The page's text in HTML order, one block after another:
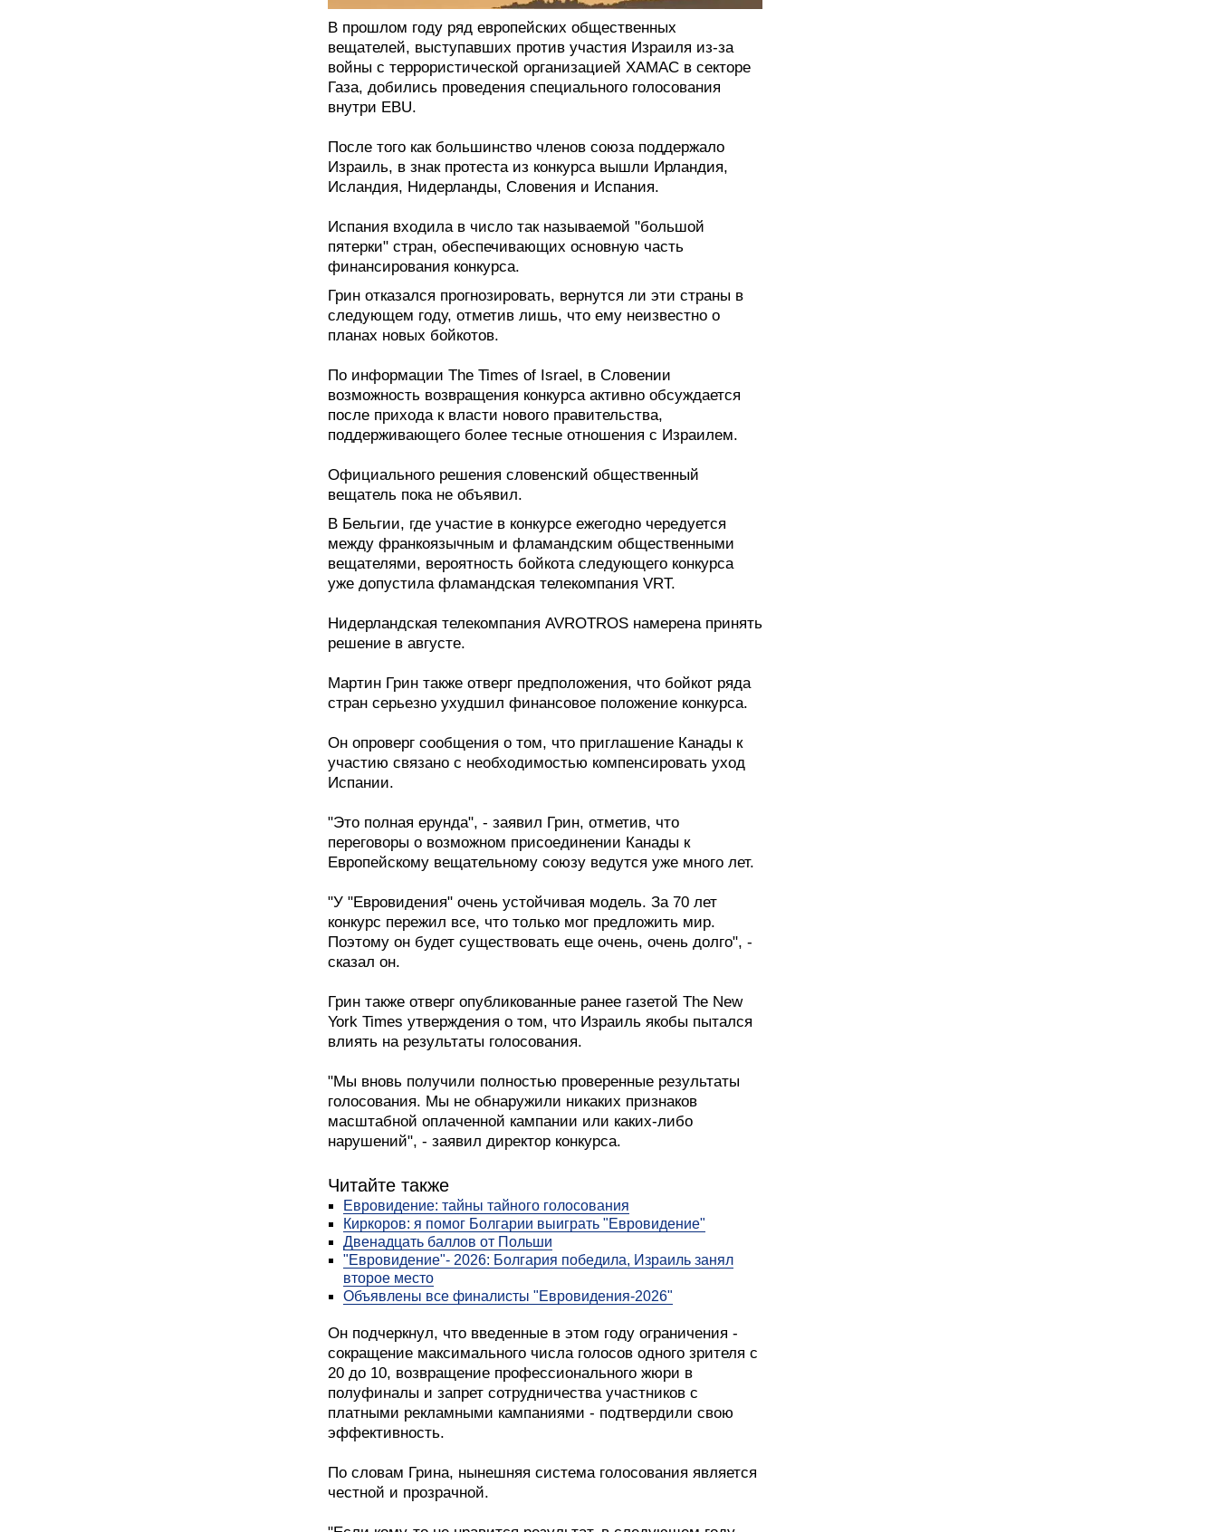
В прошлом году ряд европейских общественных
вещателей, выступавших против участия Израиля из-за
войны с террористической организацией ХАМАС в секторе
Газа, добились проведения специального голосования
внутри EBU.
После того как большинство членов союза поддержало
Израиль, в знак протеста из конкурса вышли Ирландия,
Исландия, Нидерланды, Словения и Испания.
Испания входила в число так называемой "большой
пятерки" стран, обеспечивающих основную часть
финансирования конкурса.
Грин отказался прогнозировать, вернутся ли эти страны в
следующем году, отметив лишь, что ему неизвестно о
планах новых бойкотов.
По информации The Times of Israel, в Словении
возможность возвращения конкурса активно обсуждается
после прихода к власти нового правительства,
поддерживающего более тесные отношения с Израилем.
Официального решения словенский общественный
вещатель пока не объявил.
В Бельгии, где участие в конкурсе ежегодно чередуется
между франкоязычным и фламандским общественными
вещателями, вероятность бойкота следующего конкурса
уже допустила фламандская телекомпания VRT.
Нидерландская телекомпания AVROTROS намерена принять
решение в августе.
Мартин Грин также отверг предположения, что бойкот ряда
стран серьезно ухудшил финансовое положение конкурса.
Он опроверг сообщения о том, что приглашение Канады к
участию связано с необходимостью компенсировать уход
Испании.
"Это полная ерунда", - заявил Грин, отметив, что
переговоры о возможном присоединении Канады к
Европейскому вещательному союзу ведутся уже много лет.
"У "Евровидения" очень устойчивая модель. За 70 лет
конкурс пережил все, что только мог предложить мир.
Поэтому он будет существовать еще очень, очень долго", -
сказал он.
Грин также отверг опубликованные ранее газетой The New
York Times утверждения о том, что Израиль якобы пытался
влиять на результаты голосования.
"Мы вновь получили полностью проверенные результаты
голосования. Мы не обнаружили никаких признаков
масштабной оплаченной кампании или каких-либо
нарушений", - заявил директор конкурса.
Читайте также
Евровидение: тайны тайного голосования
Киркоров: я помог Болгарии выиграть "Евровидение"
Двенадцать баллов от Польши
"Евровидение"- 2026: Болгария победила, Израиль занял
второе место
Объявлены все финалисты "Евровидения-2026"
Он подчеркнул, что введенные в этом году ограничения -
сокращение максимального числа голосов одного зрителя с
20 до 10, возвращение профессионального жюри в
полуфиналы и запрет сотрудничества участников с
платными рекламными кампаниями - подтвердили свою
эффективность.
По словам Грина, нынешняя система голосования является
честной и прозрачной.